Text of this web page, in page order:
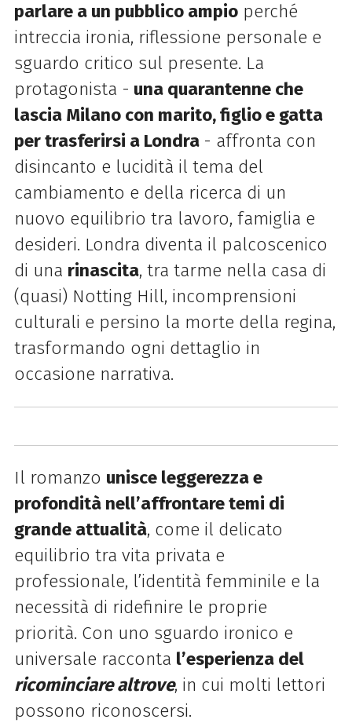
parlare a un pubblico ampioperché
intreccia ironia, riflessione personale e
sguardo critico sul presente. La
protagonista - una quarantenne che
lascia Milano con marito, figlio e gatta
per trasferirsi a Londra - affronta con
disincanto e lucidità il tema del
cambiamento e della ricerca di un
nuovo equilibrio tra lavoro, famiglia e
desideri. Londra diventa il palcoscenico
di una rinascita, tra tarme nella casa di
(quasi) Notting Hill, incomprensioni
culturali e persino la morte della regina,
trasformando ogni dettaglio in
occasione narrativa.
Il romanzo unisce leggerezza e
profondità nell’affrontare temi di
grande attualità, come il delicato
equilibrio tra vita privata e
professionale, l’identità femminile e la
necessità di ridefinire le proprie
priorità. Con uno sguardo ironico e
universale racconta l’esperienza del
ricominciare altrove, in cui molti lettori
possono riconoscersi.